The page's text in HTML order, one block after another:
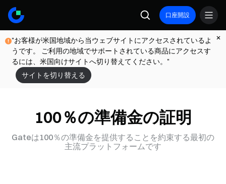
口座開設
"お客様が米国地域から当ウェブサイトにアクセスされているよ
うです。 ご利用の地域でサポートされている商品にアクセスす
るには、米国向けサイトへ切り替えてください。"
サイトを切り替える
100％の準備金の証明
Gateは100％の準備金を提供することを約束する最初の
主流プラットフォームです